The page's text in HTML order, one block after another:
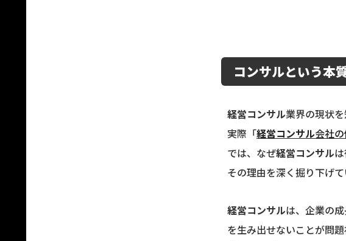
コンサルという本
経営コンサル業界の現状を
実際「経営コンサル会社
では、なぜ経営コンサル
その理由を深く掘り下げて
経営コンサルは、企業の
を生み出せないことが問題